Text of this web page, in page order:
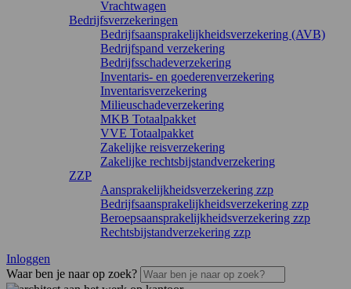
Vrachtwagen
Bedrijfsverzekeringen
Bedrijfsaansprakelijkheidsverzekering (AVB)
Bedrijfspand verzekering
Bedrijfsschadeverzekering
Inventaris- en goederenverzekering
Inventarisverzekering
Milieuschadeverzekering
MKB Totaalpakket
VVE Totaalpakket
Zakelijke reisverzekering
Zakelijke rechtsbijstandverzekering
ZZP
Aansprakelijkheidsverzekering zzp
Bedrijfsaansprakelijkheidsverzekering zzp
Beroepsaansprakelijkheidsverzekering zzp
Rechtsbijstandverzekering zzp
Inloggen
Waar ben je naar op zoek?